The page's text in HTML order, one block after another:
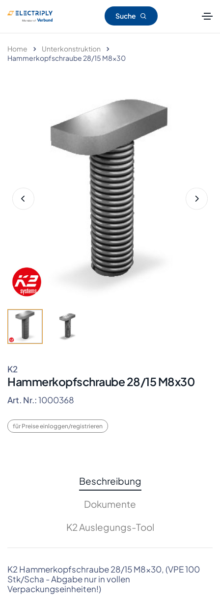
Suche
Home
Unterkonstruktion
Hammerkopfschraube 28/15 M8x30
K2
Hammerkopfschraube 28/15 M8x30
Art. Nr.:1000368
für Preise einloggen/registrieren
Beschreibung
Dokumente
K2 Auslegungs-Tool
K2 Hammerkopfschraube 28/15 M8x30, (VPE 100
Stk/Scha - Abgabe nur in vollen
Verpackungseinheiten!)